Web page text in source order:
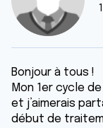
Bonjour à tous !
Mon 1er cycle
et j’aimerais
début de